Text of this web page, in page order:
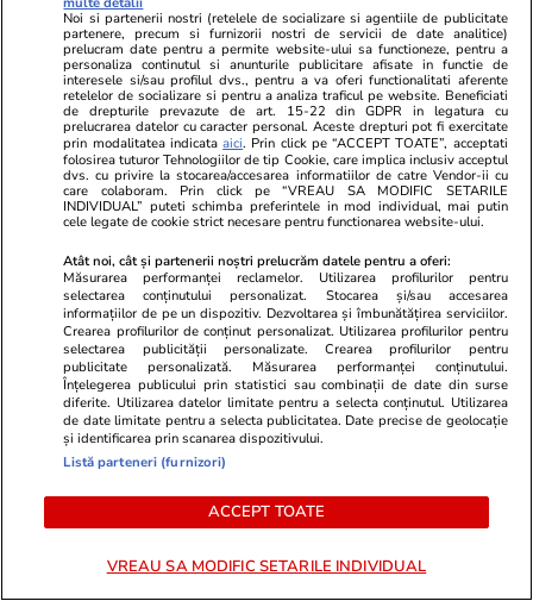
lângă ceapă
Știri România 16:00
Greșelile care provoacă cel mai
frecvent accidentări la sală. Ioan
Stan, medic ortoped: „Nu știm
principiile biomecanice și cum să
facem corect mișcarea”
Știri România 14:34
Generalul Gheorghiță Vlad,
după a doua dronă doborâtă în
24 de ore: „De fiecare dată
când spațiul aerian este
încălcat, militarii sunt deja
Noi si partenerii nostri (retelele de socializare si agentiile de publicitate
partenere, precum si furnizorii nostri de servicii de date analitice)
prelucram date pentru a permite website-ului sa functioneze, pentru a
personaliza continutul si anunturile publicitare afisate in functie de
interesele si/sau profilul dvs., pentru a va oferi functionalitati aferente
retelelor de socializare si pentru a analiza traficul pe website. Beneficiati
de drepturile prevazute de art. 15-22 din GDPR in legatura cu
prelucrarea datelor cu caracter personal. Aceste drepturi pot fi exercitate
prin modalitatea indicataaici. Prin click pe “ACCEPT TOATE”, acceptati
folosirea tuturor Tehnologiilor de tip Cookie, care implica inclusiv acceptul
dvs. cu privire la stocarea/accesarea informatiilor de catre Vendor-ii cu
care colaboram. Prin click pe “VREAU SA MODIFIC SETARILE
INDIVIDUAL” puteti schimba preferintele in mod individual, mai putin
cele legate de cookie strict necesare pentru functionarea website-ului.
Atât noi, cât și partenerii noștri prelucrăm datele pentru a oferi:
Măsurarea performanței reclamelor. Utilizarea profilurilor pentru
selectarea conținutului personalizat. Stocarea și/sau accesarea
informațiilor de pe un dispozitiv. Dezvoltarea și îmbunătățirea serviciilor.
Crearea profilurilor de conținut personalizat. Utilizarea profilurilor pentru
selectarea publicității personalizate. Crearea profilurilor pentru
publicitate personalizată. Măsurarea performanței conținutului.
Înțelegerea publicului prin statistici sau combinații de date din surse
diferite. Utilizarea datelor limitate pentru a selecta conținutul. Utilizarea
de date limitate pentru a selecta publicitatea. Date precise de geolocație
și identificarea prin scanarea dispozitivului.
Listă parteneri (furnizori)
ACCEPT TOATE
VREAU SA MODIFIC SETARILE INDIVIDUAL